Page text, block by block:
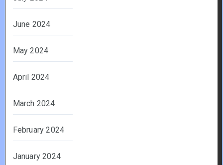
June 2024
May 2024
April 2024
March 2024
February 2024
January 2024